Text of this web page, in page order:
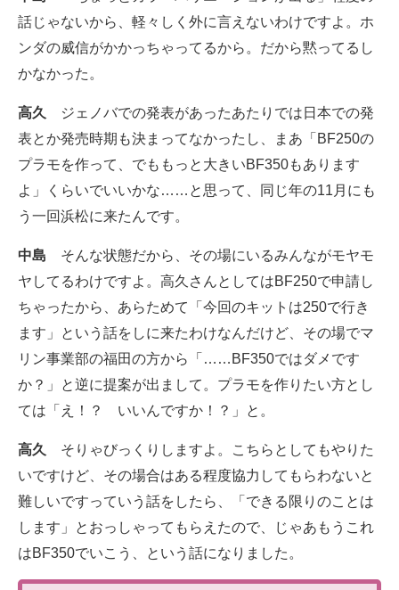
話じゃないから、軽々しく外に言えないわけですよ。ホ
ンダの威信がかかっちゃってるから。だから黙ってるし
かなかった。
高久
ジェノバでの発表があったあたりでは日本での発
表とか発売時期も決まってなかったし、まあ「BF250の
プラモを作って、でももっと大きいBF350もあります
よ」くらいでいいかな……と思って、同じ年の11月にも
う一回浜松に来たんです。
中島 そんな状態だから、その場にいるみんながモヤモ
ヤしてるわけですよ。高久さんとしてはBF250で申請し
ちゃったから、あらためて「今回のキットは250で行き
ます」という話をしに来たわけなんだけど、その場でマ
リン事業部の福田の方から「……BF350ではダメです
か？」と逆に提案が出まして。プラモを作りたい方とし
ては「え！？ いいんですか！？」と。
高久
そりゃびっくりしますよ。こちらとしてもやりた
いですけど、その場合はある程度協力してもらわないと
難しいですっていう話をしたら、「できる限りのことは
します」とおっしゃってもらえたので、じゃあもうこれ
はBF350でいこう、という話になりました。